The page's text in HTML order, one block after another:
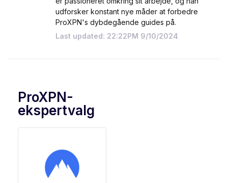
udforsker konstant nye måder at forbedre
ProXPN's dybdegående guides på.
Last updated: 22:22PM 9/10/2024
ProXPN-
ekspertvalg